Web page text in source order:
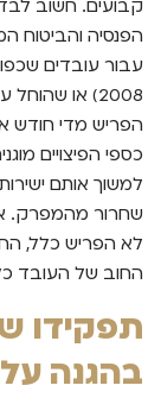
קבועים. חשוב
הפנסיה והביטוח
עבור עובדים
הפריש מדי חודש
כספי הפיצויים
למשוך אותם
שחרור מהמפרק.
לא הפריש כלל,
החוב של העובד
תפקידו
בהגנה על